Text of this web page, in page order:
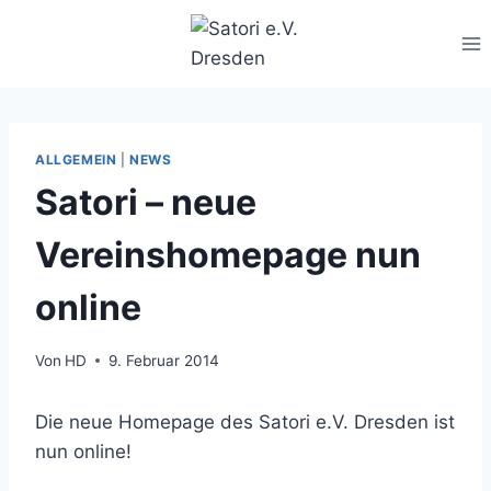
ALLGEMEIN |NEWS
Satori – neue
Vereinshomepage nun
online
Von HD 9. Februar 2014
Die neue Homepage des Satori e.V. Dresden ist
nun online!